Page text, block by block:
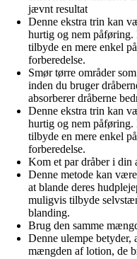
jævnt resultat
Denne ekstra trin kan
hurtig og nem
tilbyde en mere enkel
forberedelse.
Smør tørre områder
inden du bruger
absorberer dråberne
Denne ekstra trin kan
hurtig og nem
tilbyde en mere enkel
forberedelse.
Kom et par dråber i din
Denne metode kan
at blande deres
muligvis tilbyde
blanding.
Brug den samme
Denne ulempe
mængden af lotion, de